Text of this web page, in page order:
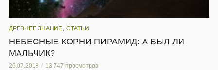
ДРЕВНЕЕ ЗНАНИЕ СТАТЬИ
НЕБЕСНЫЕ КОРНИ ПИРАМИД: А БЫЛ ЛИ
МАЛЬЧИК?
26.07.2018 13 747 просмотров